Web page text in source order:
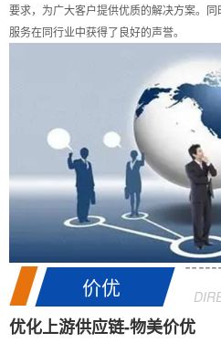
要求，为广大客户提供优质的解决方案。
服务在同行业中获得了良好的声誉。
价优
优化上游供应链-物美价优